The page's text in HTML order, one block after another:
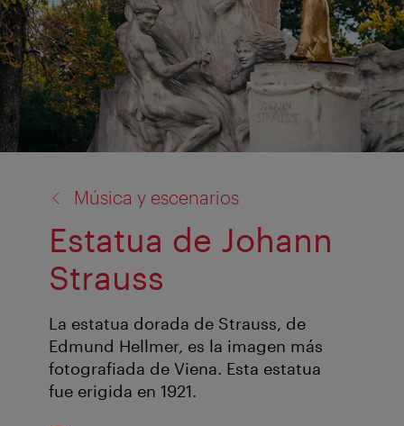
Música y escenarios
Estatua de Johann
Strauss
La estatua dorada de Strauss, de
Edmund Hellmer, es la imagen más
fotografiada de Viena. Esta estatua
fue erigida en 1921.